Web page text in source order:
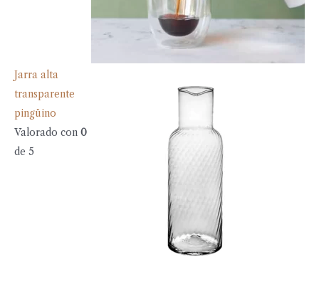
Jarra alta
transparente
pingüino
Valorado con 0
de 5